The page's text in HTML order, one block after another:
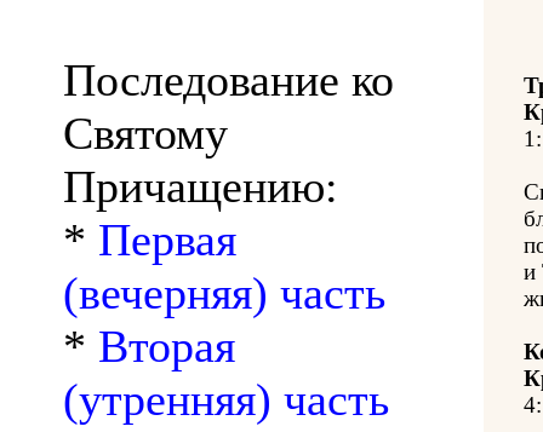
Последование ко
Святому
Причащению:
* Первая
(вечерняя) часть
* Вторая
(утренняя) часть
1:
и
4: